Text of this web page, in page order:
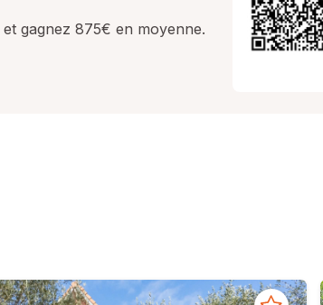
et gagnez 875€ en moyenne.